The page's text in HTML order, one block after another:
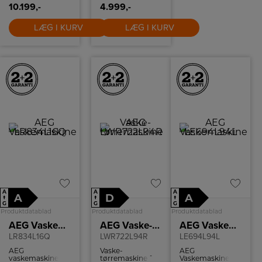
10.199,-
LÆG I KURV
4.999,-
LÆG I KURV
A
↑
G
A
Produktdatablad
AEG Vaskemaskine
LR834L16Q
AEG
vaskemaskine
A
↑
G
D
Produktdatablad
AEG Vaske-tørremaskine
LWR722L94R
Vaske-
tørremaskine fra
A
↑
G
A
Produktdatablad
AEG Vaskemaskine
LE694L94L
AEG
Vaskemaskine